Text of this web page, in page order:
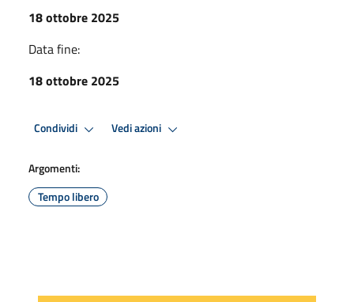
18 ottobre 2025
Data fine:
18 ottobre 2025
Condividi Vedi azioni
Argomenti:
Tempo libero